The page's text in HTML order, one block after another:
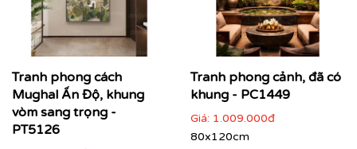
Nhà hàng – khách sạn – resort: tăng trải nghiệm
không gian, tạo dấu ấn thẩm mỹ cho khách hàng
Tranh phong cách
Mughal Ấn Độ, khung
vòm sang trọng -
PT5126
Tranh phong cảnh, đã có
khung - PC1449
Giá: 1.009.000đ
80x120cm